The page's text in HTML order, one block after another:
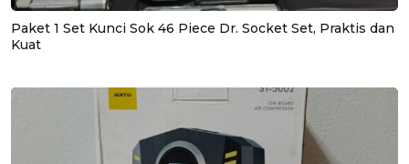
Paket 1 Set Kunci Sok 46 Piece Dr. Socket Set, Praktis dan
Kuat